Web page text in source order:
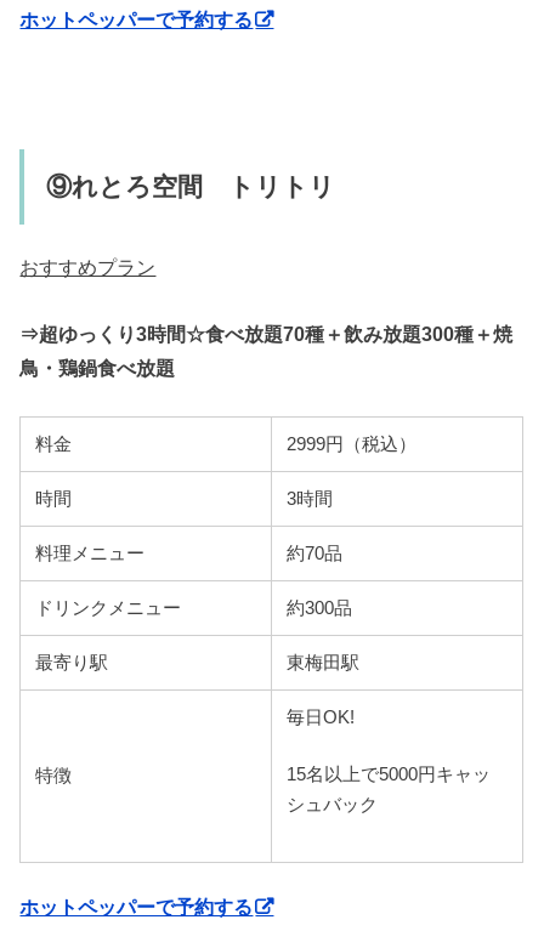
ホットペッパーで予約する
⑨れとろ空間 トリトリ
おすすめプラン
⇒超ゆっくり3時間☆食べ放題70種＋飲み放題300種＋焼
鳥・鶏鍋食べ放題
料金 2999円（税込）
時間 3時間
料理メニュー 約70品
ドリンクメニュー 約300品
最寄り駅 東梅田駅
特徴
毎日OK!
15名以上で5000円キャッ
シュバック
ホットペッパーで予約する